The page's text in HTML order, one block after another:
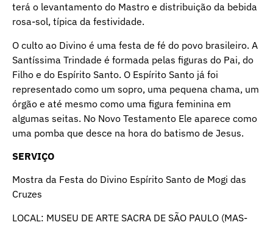
terá o levantamento do Mastro e distribuição da bebida
rosa-sol, típica da festividade.
O culto ao Divino é uma festa de fé do povo brasileiro. A
Santíssima Trindade é formada pelas figuras do Pai, do
Filho e do Espírito Santo. O Espírito Santo já foi
representado como um sopro, uma pequena chama, um
órgão e até mesmo como uma figura feminina em
algumas seitas. No Novo Testamento Ele aparece como
uma pomba que desce na hora do batismo de Jesus.
SERVIÇO
Mostra da Festa do Divino Espírito Santo de Mogi das
Cruzes
LOCAL: MUSEU DE ARTE SACRA DE SÃO PAULO (MAS-